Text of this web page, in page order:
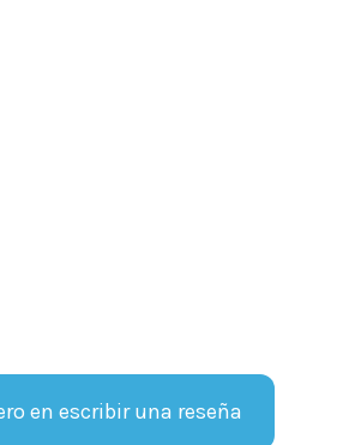
en escribir una reseña